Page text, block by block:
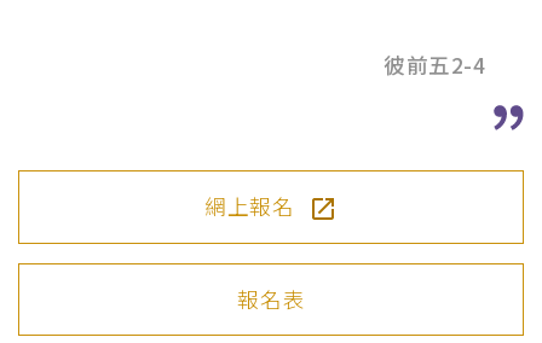
彼前五2-4
網上報名
報名表